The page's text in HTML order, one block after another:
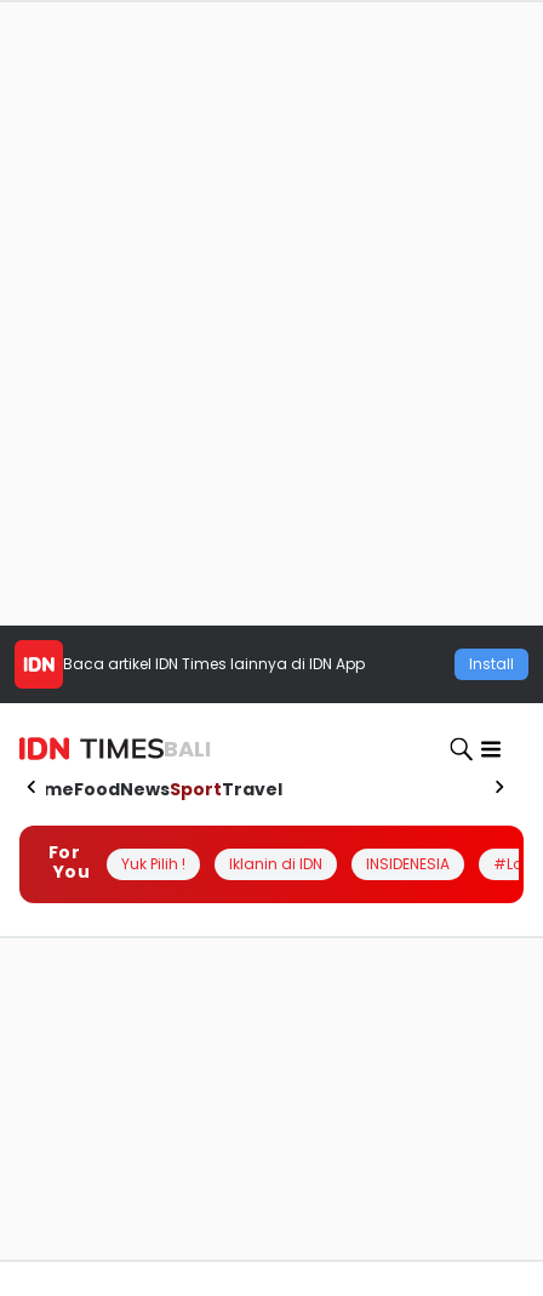
Baca artikel IDN Times lainnya di IDN App Install
BALI
HomeFoodNewsSportTravel
For
You
Yuk Pilih ! Iklanin di IDN INSIDENESIA